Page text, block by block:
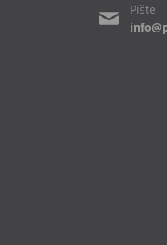
Pište